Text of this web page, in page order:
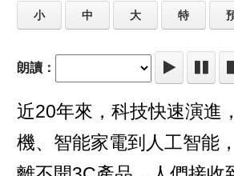
小 中 大 特
朗讀：
近20年來，科技快速演進
機、智能家電到人工智能